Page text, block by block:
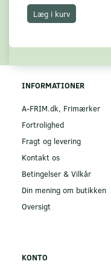
Læg i kurv
INFORMATIONER
A-FRIM.dk, Frimærker
Fortrolighed
Fragt og levering
Kontakt os
Betingelser & Vilkår
Din mening om butikken
Oversigt
KONTO